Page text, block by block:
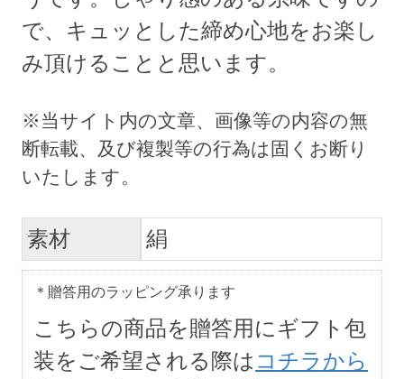
で、キュッとした締め心地をお楽し
み頂けることと思います。
素材 絹
＊贈答用のラッピング承ります
こちらの商品を贈答用にギフト包
装をご希望される際は コチラから